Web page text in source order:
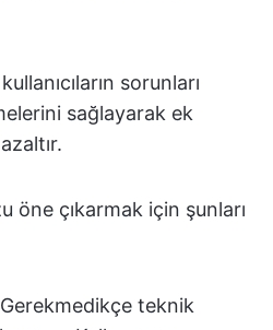
sorunları
sağlayarak ek
öne çıkarmak için şunları
Gerekmedikçe teknik